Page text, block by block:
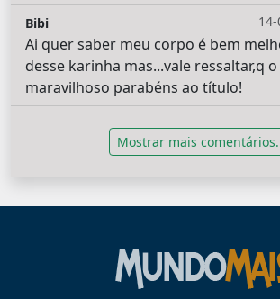
Bibi
Ai quer saber meu corpo é bem
desse karinha mas...vale ressaltar,q
maravilhoso parabéns ao título!
Mostrar mais